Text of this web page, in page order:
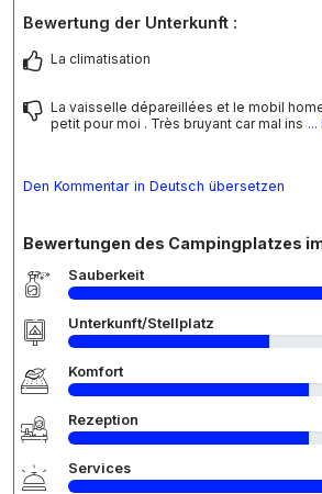
Bewertung der Unterkunft :
La climatisation
La vaisselle dépareillées et le mobil
petit pour moi . Très bruyant car mal ins
Den Kommentar in Deutsch übersetzen
Bewertungen des Campingplatzes
Sauberkeit
Unterkunft/Stellplatz
Komfort
Rezeption
Services